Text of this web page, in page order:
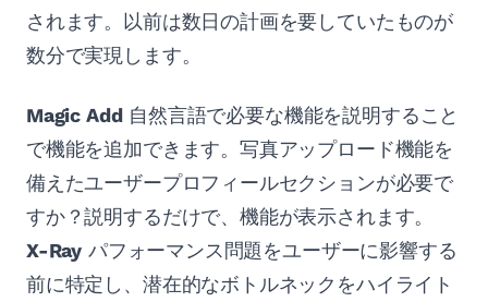
されます。以前は数日の計画を要していたものが
数分で実現します。
Magic Add自然言語で必要な機能を説明すること
で機能を追加できます。写真アップロード機能を
備えたユーザープロフィールセクションが必要で
すか？説明するだけで、機能が表示されます。
X-Ray パフォーマンス問題をユーザーに影響する
前に特定し、潜在的なボトルネックをハイライト